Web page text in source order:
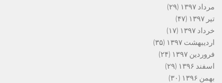
مرداد ۱۳۹۷
(۲۹)
تیر ۱۳۹۷
(۴۷)
خرداد ۱۳۹۷
(۱۷)
اردیبهشت ۱۳۹۷
(۳۵)
فروردین ۱۳۹۷
(۲۴)
اسفند ۱۳۹۶
(۲۹)
بهمن ۱۳۹۶
(۳۰)